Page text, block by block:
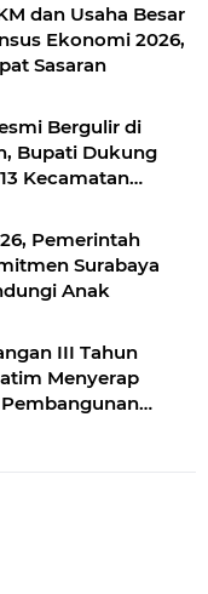
dan Usaha Besar
Ekonomi 2026,
Sasaran
Bergulir di
Bupati Dukung
Kecamatan
Pemerintah
Surabaya
Anak
III Tahun
Menyerap